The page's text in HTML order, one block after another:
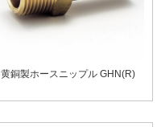
黄銅製ホースニップル GHN(R)